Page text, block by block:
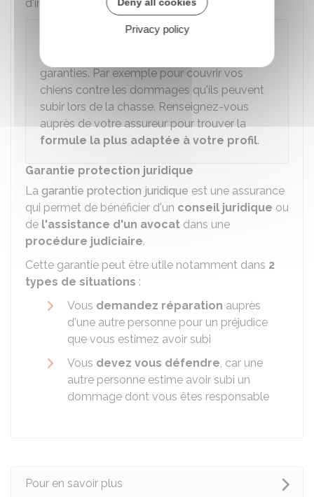
d'invalidité…
Les assureurs proposent différentes
garanties. Par exemple pour couvrir vos
chiens contre les dommages qu'ils peuvent
subir lors de la chasse. Renseignez-vous
auprès de votre assureur pour trouver la
formule la plus adaptée à votre profil.
Garantie protection juridique
La garantie protection juridique est une assurance
qui permet de bénéficier d'un conseil juridique ou
de l'assistance d'un avocat dans une
procédure judiciaire.
Cette garantie peut être utile notamment dans 2
types de situations :
Vous demandez réparation auprès
d'une autre personne pour un préjudice
que vous estimez avoir subi
Vous devez vous défendre, car une
autre personne estime avoir subi un
dommage dont vous êtes responsable
Pour en savoir plus
Privacy policy